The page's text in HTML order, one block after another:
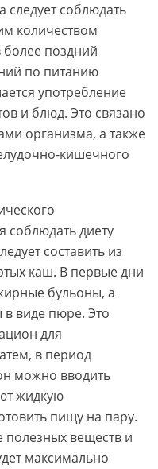
соблюдать
количеством
поздний
по питанию
употребление
и блюд. Это связано
организма, а также
кишечного
соблюдать диету
составить из
каш. В первые дни
бульоны, а
виде пюре. Это
для
в период
можно вводить
жидкую
пищу на пару.
полезных веществ и
максимально